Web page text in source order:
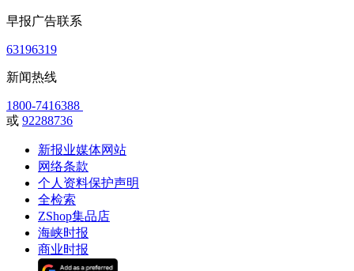
早报广告联系
63196319
新闻热线
1800-7416388
或 92288736
新报业媒体网站
网络条款
个人资料保护声明
全检索
ZShop集品店
海峡时报
商业时报